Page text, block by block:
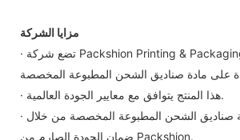
مزايا الشركة
· تضع شركة Packshion Printing & Packaging Co.,Ltd قيمة
· هذا المنتج يتوافق مع معايير الجودة العالمية.
· لا يمكن تحقيق شعبية صناديق الشحن المطبوعة المخصصة من خلال
ضمان الجودة الصارم من Packshion.